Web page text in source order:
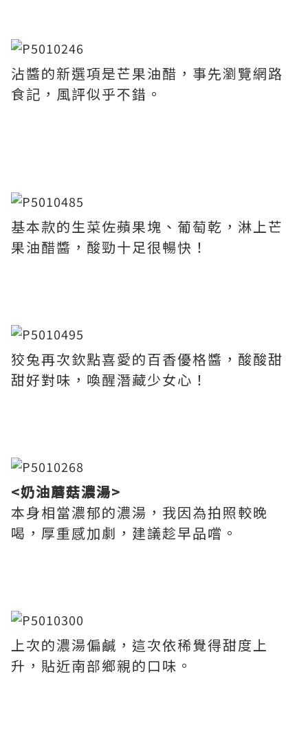
沾醬的新選項是芒果油醋，事先瀏覽網路
食記，風評似乎不錯。
基本款的生菜佐蘋果塊、葡萄乾，淋上芒
果油醋醬，酸勁十足很暢快！
狡兔再次欽點喜愛的百香優格醬，酸酸甜
甜好對味，喚醒潛藏少女心！
<奶油蘑菇濃湯>
本身相當濃郁的濃湯，我因為拍照較晚
喝，厚重感加劇，建議趁早品嚐。
上次的濃湯偏鹹，這次依稀覺得甜度上
升，貼近南部鄉親的口味。